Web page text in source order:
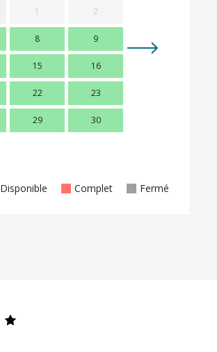
1 2
8 9
15 16
22 23
29 30
Disponible Complet Fermé